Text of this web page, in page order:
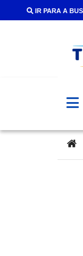
IR PARA A